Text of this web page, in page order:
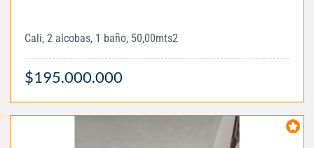
Cali, 2 alcobas, 1 baño, 50,00mts2
$195.000.000